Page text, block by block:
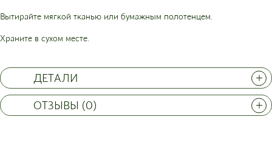
Вытирайте мягкой тканью или бумажным полотенцем.
Храните в сухом месте.
ДЕТАЛИ
ОТЗЫВЫ (0)